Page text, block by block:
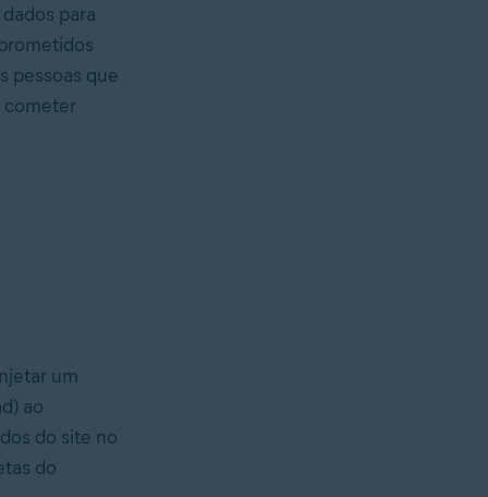
para
pessoas que
cometer
um
ao
do site no
do